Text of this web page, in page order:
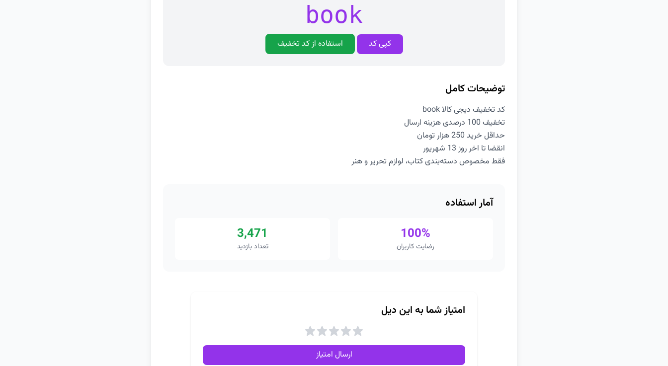
book
کپی کد استفاده از کد تخفیف
توضیحات کامل
کد تخفیف دیجی کالا book
تخفیف 100 درصدی هزینه ارسال
حداقل خرید 250 هزار تومان
انقضا تا اخر روز 13 شهریور
فقط مخصوص دسته‌بندی کتاب، لوازم تحریر و هنر
آمار استفاده
100%
رضایت کاربران
3,471
تعداد بازدید
امتیاز شما به این دیل
ارسال امتیاز